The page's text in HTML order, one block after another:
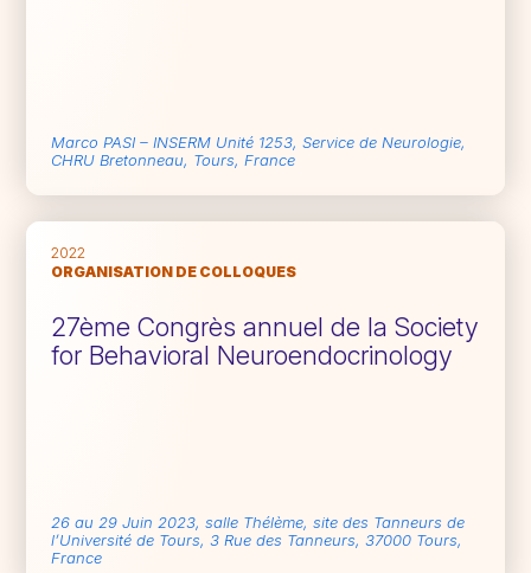
Marco PASI – INSERM Unité 1253, Service de Neurologie,
CHRU Bretonneau, Tours, France
2022
ORGANISATION DE COLLOQUES
27ème Congrès annuel de la Society
for Behavioral Neuroendocrinology
26 au 29 Juin 2023, salle Thélème, site des Tanneurs de
l’Université de Tours, 3 Rue des Tanneurs, 37000 Tours,
France